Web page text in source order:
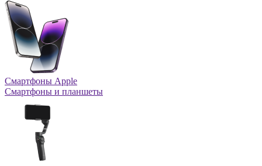
Смартфоны Apple
Смартфоны и планшеты